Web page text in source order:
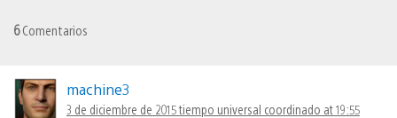
6Comentarios
machine3
3 de diciembre de 2015 tiempo universal coordinado at 19:55